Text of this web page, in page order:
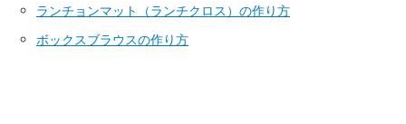
ランチョンマット（ランチクロス）の作り方
ボックスブラウスの作り方